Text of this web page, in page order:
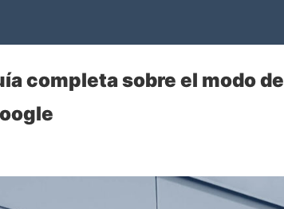
completa sobre el modo de